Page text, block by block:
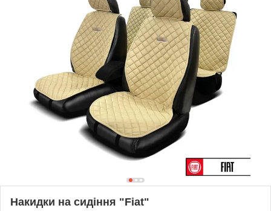
Накидки на сидіння "Fiat"